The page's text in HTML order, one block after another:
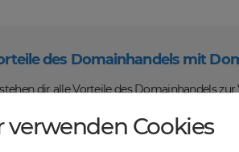
des Domainhandels mit
dir alle Vorteile des Domainhandels
kaufen, verkaufen und recyceln
Abwicklung und sicheren Domaintransfers.
Online-Erfolg mit
verwenden Cookies